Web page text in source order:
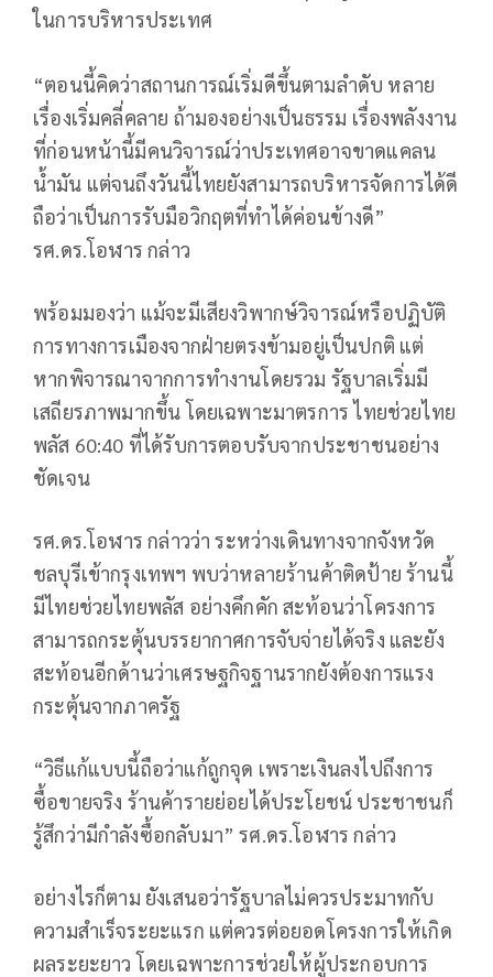
ในการบริหารประเทศ
“ตอนนี้คิดว่าสถานการณ์เริ่มดีขึ้นตามลำดับ หลาย
เรื่องเริ่มคลี่คลาย ถ้ามองอย่างเป็นธรรม เรื่องพลังงาน
ที่ก่อนหน้านี้มีคนวิจารณ์ว่าประเทศอาจขาดแคลน
น้ำมัน แต่จนถึงวันนี้ไทยยังสามารถบริหารจัดการได้ดี
ถือว่าเป็นการรับมือวิกฤตที่ทำได้ค่อนข้างดี”
รศ.ดร.โอฬาร กล่าว
พร้อมมองว่า แม้จะมีเสียงวิพากษ์วิจารณ์หรือปฏิบัติ
การทางการเมืองจากฝ่ายตรงข้ามอยู่เป็นปกติ แต่
หากพิจารณาจากการทำงานโดยรวม รัฐบาลเริ่มมี
เสถียรภาพมากขึ้น โดยเฉพาะมาตรการ ไทยช่วยไทย
พลัส 60:40 ที่ได้รับการตอบรับจากประชาชนอย่าง
ชัดเจน
รศ.ดร.โอฬาร กล่าวว่า ระหว่างเดินทางจากจังหวัด
ชลบุรีเข้ากรุงเทพฯ พบว่าหลายร้านค้าติดป้าย ร้านนี้
มีไทยช่วยไทยพลัส อย่างคึกคัก สะท้อนว่าโครงการ
สามารถกระตุ้นบรรยากาศการจับจ่ายได้จริง และยัง
สะท้อนอีกด้านว่าเศรษฐกิจฐานรากยังต้องการแรง
กระตุ้นจากภาครัฐ
“วิธีแก้แบบนี้ถือว่าแก้ถูกจุด เพราะเงินลงไปถึงการ
ซื้อขายจริง ร้านค้ารายย่อยได้ประโยชน์ ประชาชนก็
รู้สึกว่ามีกำลังซื้อกลับมา” รศ.ดร.โอฬาร กล่าว
อย่างไรก็ตาม ยังเสนอว่ารัฐบาลไม่ควรประมาทกับ
ความสำเร็จระยะแรก แต่ควรต่อยอดโครงการให้เกิด
ผลระยะยาว โดยเฉพาะการช่วยให้ผู้ประกอบการ